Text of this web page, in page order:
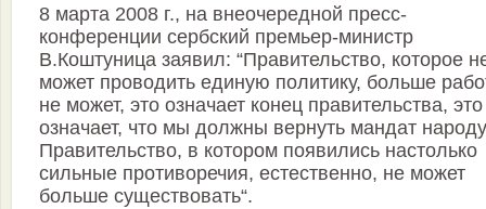
8 марта 2008 г., на внеочередной пресс-
конференции сербский премьер-министр
В.Коштуница заявил: “Правительство, которое
может проводить единую политику, больше
не может, это означает конец правительства, это
означает, что мы должны вернуть мандат
Правительство, в котором появились настолько
сильные противоречия, естественно, не может
больше существовать“.